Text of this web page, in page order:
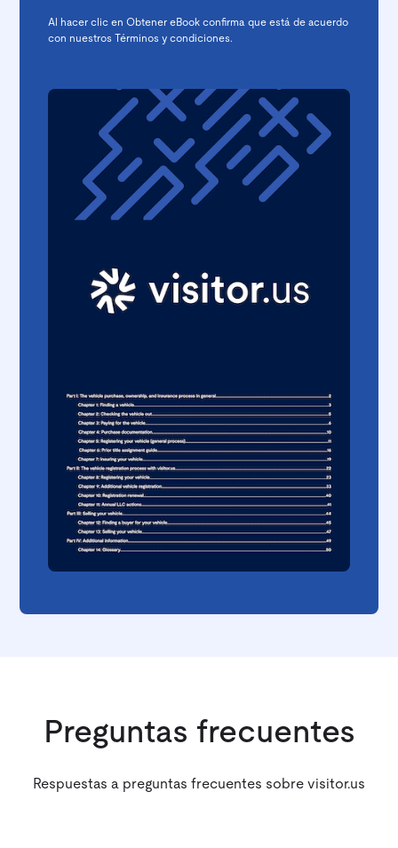
Al hacer clic en Obtener eBook confirma que está de acuerdo
con nuestros
Términos y condiciones.
Preguntas frecuentes
Respuestas a preguntas frecuentes sobre visitor.us